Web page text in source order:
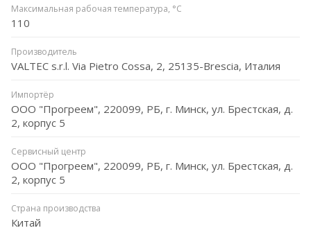
Максимальная рабочая температура, °C
110
Производитель
VALTEC s.r.l. Via Pietro Cossa, 2, 25135-Brescia, Италия
Импортёр
ООО "Прогреем", 220099, РБ, г. Минск, ул. Брестская, д.
2, корпус 5
Сервисный центр
ООО "Прогреем", 220099, РБ, г. Минск, ул. Брестская, д.
2, корпус 5
Страна производства
Китай